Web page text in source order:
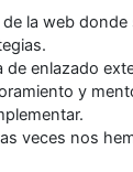
de la web
de enlazado
y
veces nos